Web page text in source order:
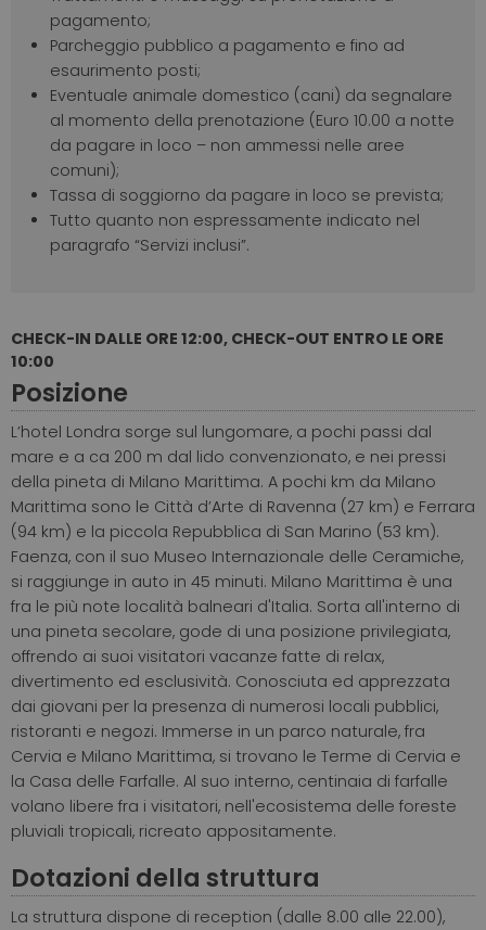
pagamento;
Parcheggio pubblico a pagamento e fino ad
esaurimento posti;
Eventuale animale domestico (cani) da segnalare
al momento della prenotazione (Euro 10.00 a notte
da pagare in loco – non ammessi nelle aree
comuni);
Tassa di soggiorno da pagare in loco se prevista;
Tutto quanto non espressamente indicato nel
paragrafo “Servizi inclusi”.
CHECK-IN DALLE ORE 12:00, CHECK-OUT ENTRO LE ORE
10:00
Posizione
L’hotel Londra sorge sul lungomare, a pochi passi dal
mare e a ca 200 m dal lido convenzionato, e nei pressi
della pineta di Milano Marittima. A pochi km da Milano
Marittima sono le Città d’Arte di Ravenna (27 km) e Ferrara
(94 km) e la piccola Repubblica di San Marino (53 km).
Faenza, con il suo Museo Internazionale delle Ceramiche,
si raggiunge in auto in 45 minuti. Milano Marittima è una
fra le più note località balneari d'Italia. Sorta all'interno di
una pineta secolare, gode di una posizione privilegiata,
offrendo ai suoi visitatori vacanze fatte di relax,
divertimento ed esclusività. Conosciuta ed apprezzata
dai giovani per la presenza di numerosi locali pubblici,
ristoranti e negozi. Immerse in un parco naturale, fra
Cervia e Milano Marittima, si trovano le Terme di Cervia e
la Casa delle Farfalle. Al suo interno, centinaia di farfalle
volano libere fra i visitatori, nell'ecosistema delle foreste
pluviali tropicali, ricreato appositamente.
Dotazioni della struttura
La struttura dispone di reception (dalle 8.00 alle 22.00),